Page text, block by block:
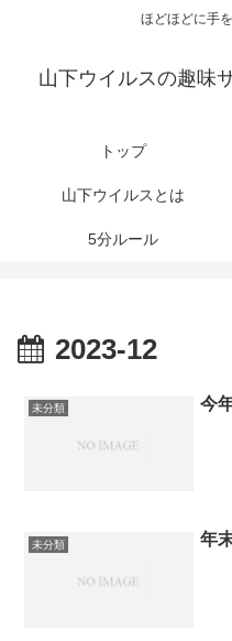
ほどほどに手
山下ウイルスの趣味
トップ
山下ウイルスとは
5分ルール
2023-12
未分類 今
未分類 年